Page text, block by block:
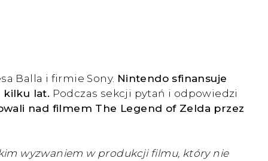
Balla i firmie Sony. Nintendo sfinansuje
kilku lat. Podczas sekcji pytań i odpowiedzi
nad filmem The Legend of Zelda przez
wyzwaniem w produkcji filmu, który nie